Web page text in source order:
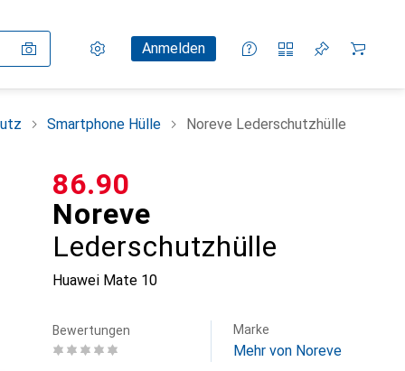
Einstellungen
KundenkontoAnmelden
Vergleichslisten
Merklisten
Warenkorb
Smartphone Hülle Noreve Lederschutzhülle
Noreve
Lederschutzhülle
Huawei Mate 10
CHF
86.90
Bewertungen Marke
Mehr von Noreve